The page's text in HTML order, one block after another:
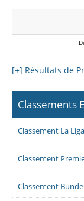
[+] Résultats de
Classements
Classement La
Classement
Classement